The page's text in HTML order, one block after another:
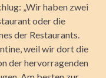
„Wir haben zwei
oder die
der Restaurants.
weil wir dort die
der hervorragenden